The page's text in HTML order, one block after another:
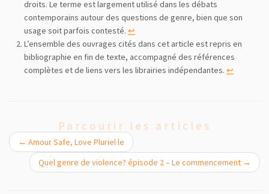
droits. Le terme est largement utilisé dans les débats
contemporains autour des questions de genre, bien que son
usage soit parfois contesté. ↩︎
L’ensemble des ouvrages cités dans cet article est repris en
bibliographie en fin de texte, accompagné des références
complètes et de liens vers les librairies indépendantes. ↩︎
Parcourir les articles
← Amour Safe, Love Pluriel·le
Quel genre de violence? épisode 2 – Le commencement →